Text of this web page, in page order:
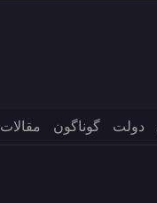
دولت گوناگون مقالات